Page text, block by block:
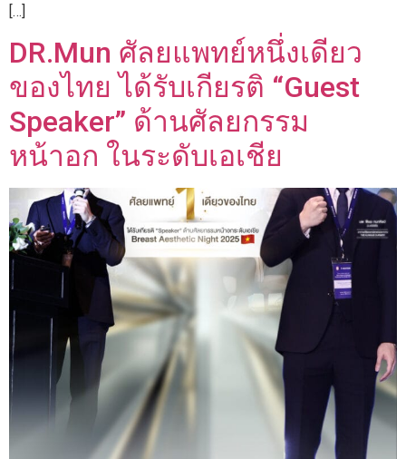
[…]
DR.Mun ศัลยแพทย์หนึ่งเดียว
ของไทย ได้รับเกียรติ “Guest
Speaker” ด้านศัลยกรรม
หน้าอก ในระดับเอเชีย